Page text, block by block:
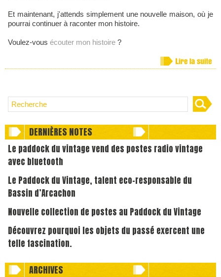
Et maintenant, j'attends simplement une nouvelle maison, où je
pourrai continuer à raconter mon histoire.
Voulez-vous écouter mon histoire ?
DERNIÈRES NOTES
Le paddock du vintage vend des postes radio vintage
avec bluetooth
Le Paddock du Vintage, talent eco-responsable du
Bassin d’Arcachon
Nouvelle collection de postes au Paddock du Vintage
Découvrez pourquoi les objets du passé exercent une
telle fascination.
ARCHIVES